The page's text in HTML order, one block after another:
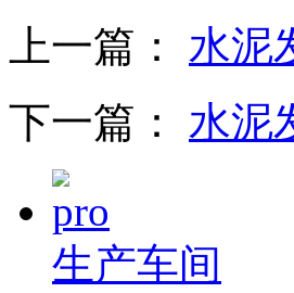
上一篇： 水泥
下一篇： 水泥
生产车间